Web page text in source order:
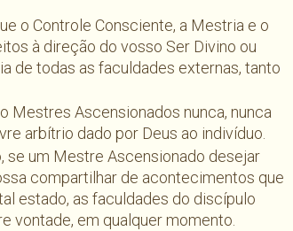
o Controle Consciente, a Mestria e o
à direção do vosso Ser Divino ou
de todas as faculdades externas, tanto
Mestres Ascensionados nunca, nunca
arbítrio dado por Deus ao indivíduo.
se um Mestre Ascensionado desejar
compartilhar de acontecimentos que
estado, as faculdades do discípulo
vontade, em qualquer momento.